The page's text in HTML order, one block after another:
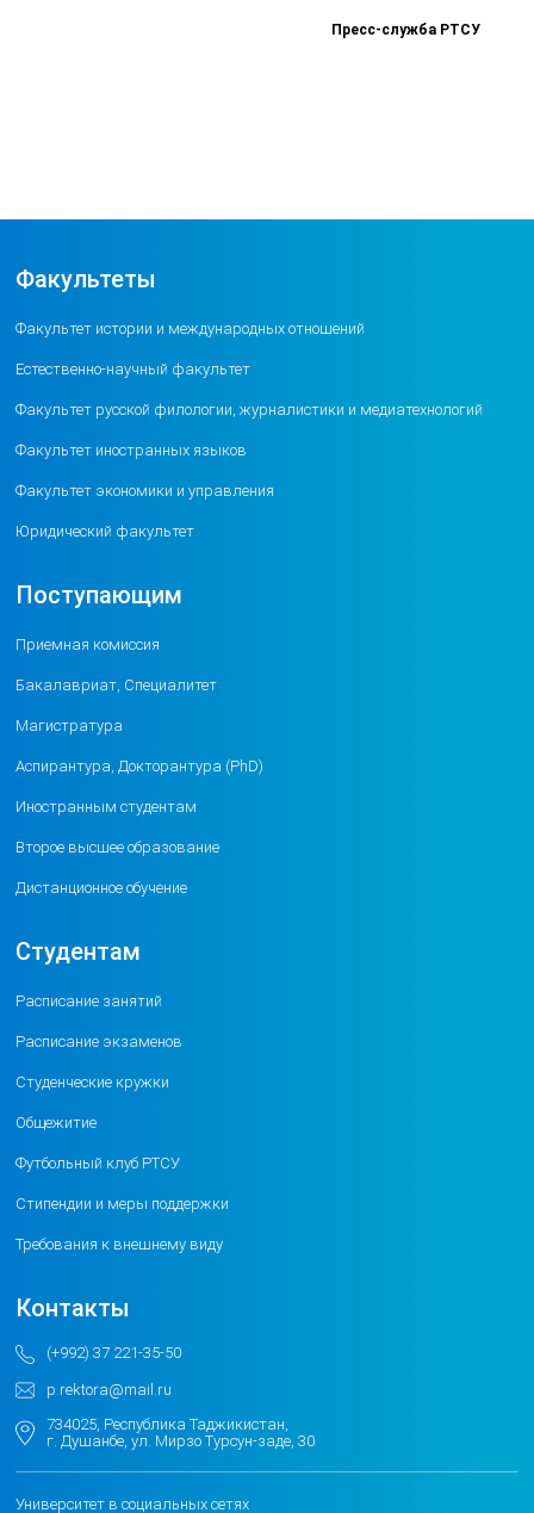
Пресс-служба РТСУ
Факультеты
Факультет истории и международных отношений
Естественно-научный факультет
Факультет русской филологии, журналистики и медиатехнологий
Факультет иностранных языков
Факультет экономики и управления
Юридический факультет
Поступающим
Приемная комиссия
Бакалавриат, Специалитет
Магистратура
Аспирантура, Докторантура (PhD)
Иностранным студентам
Второе высшее образование
Дистанционное обучение
Студентам
Расписание занятий
Расписание экзаменов
Студенческие кружки
Общежитие
Футбольный клуб РТСУ
Стипендии и меры поддержки
Требования к внешнему виду
Контакты
(+992) 37 221-35-50
p.rektora@mail.ru
734025, Республика Таджикистан,
г. Душанбе, ул. Мирзо Турсун-заде, 30
Университет в социальных сетях